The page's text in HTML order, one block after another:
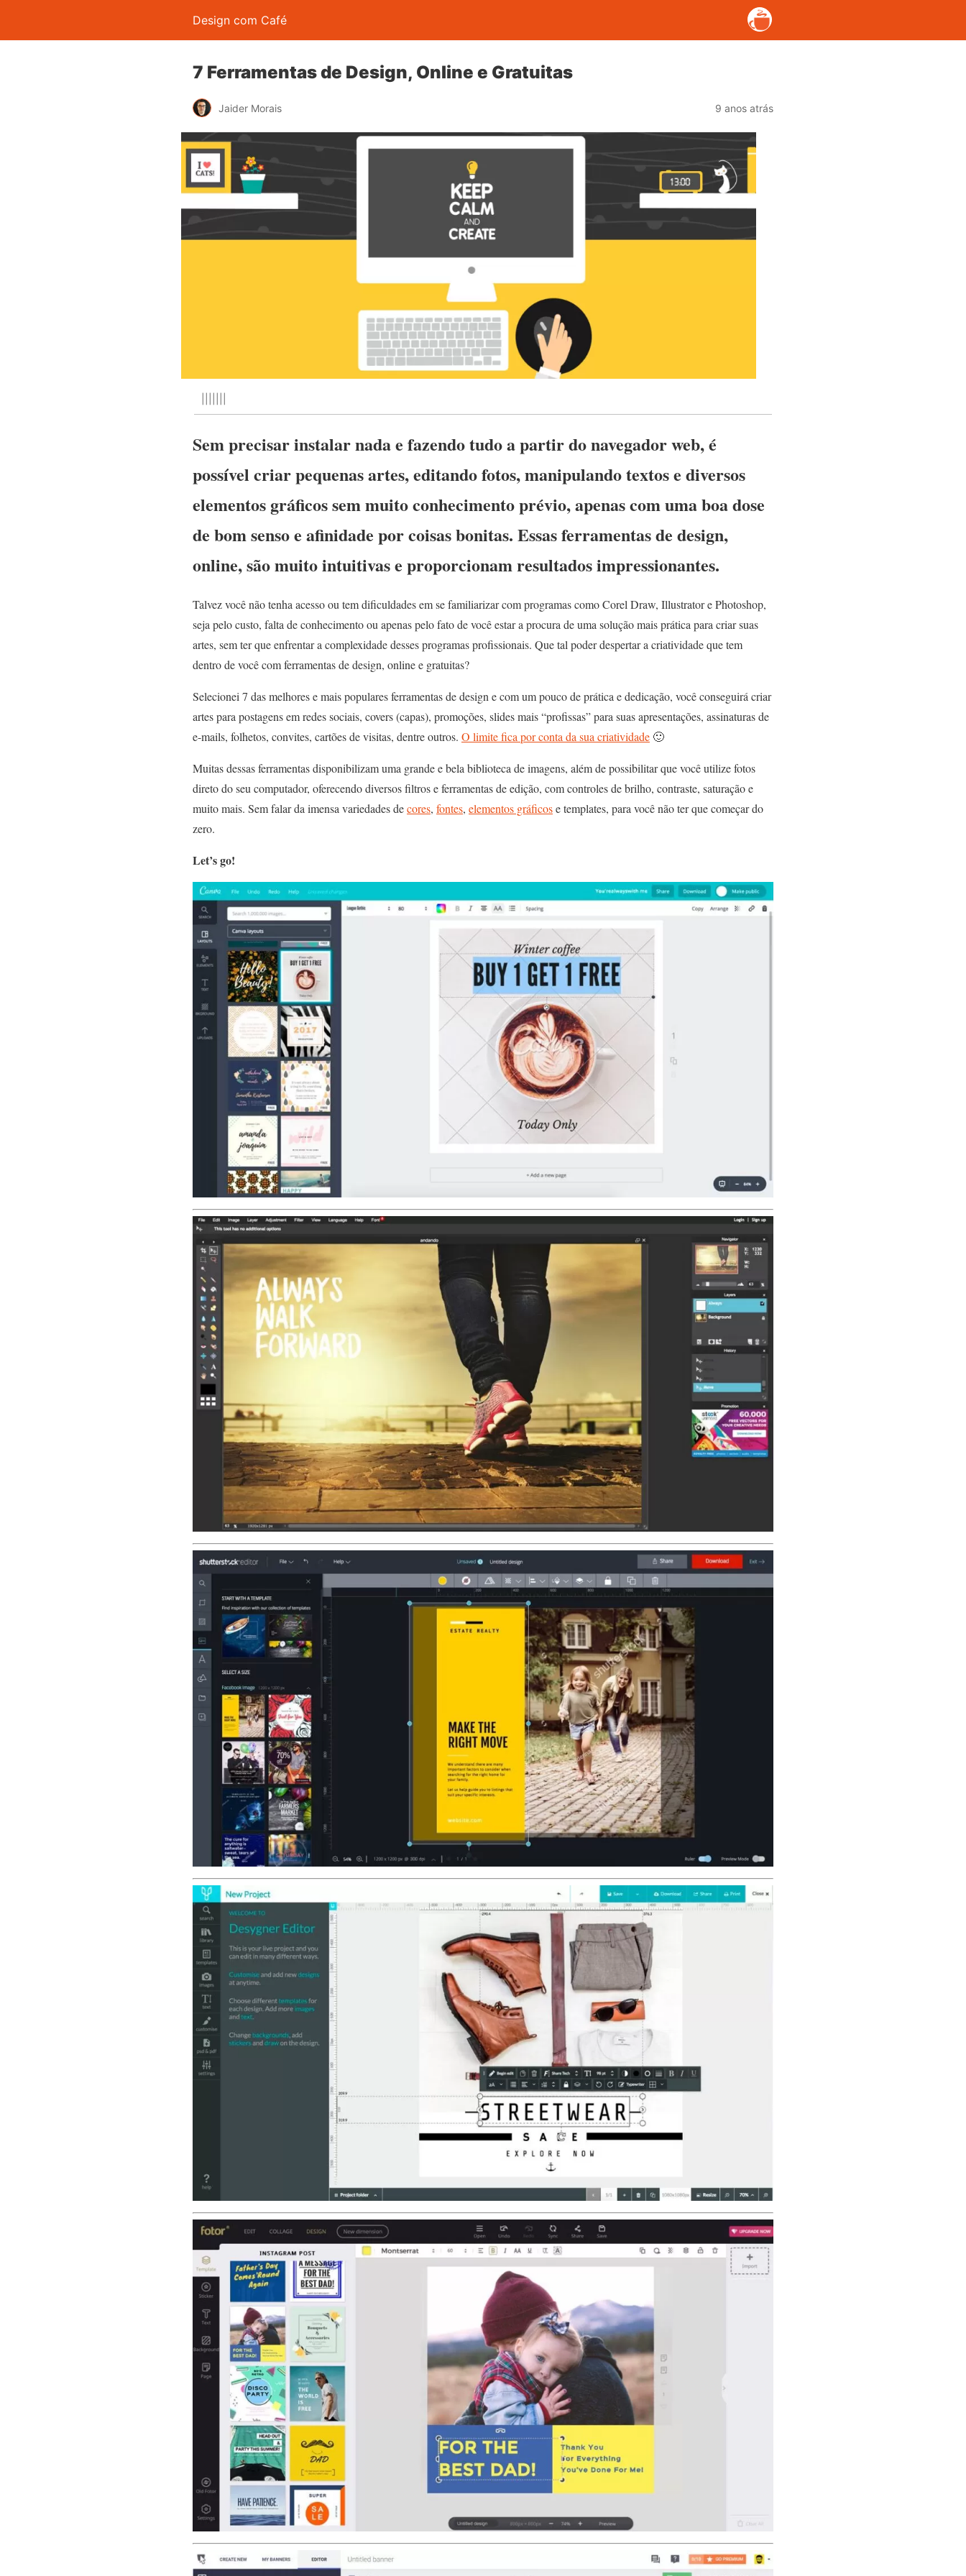
Design com Café
7 Ferramentas de Design, Online e Gratuitas
Jaider Morais 9 anos atrás
Sem precisar instalar nada e fazendo tudo a partir do navegador web, é
possível criar pequenas artes, editando fotos, manipulando textos e diversos
elementos gráficos sem muito conhecimento prévio, apenas com uma boa dose
de bom senso e afinidade por coisas bonitas. Essas ferramentas de design,
online, são muito intuitivas e proporcionam resultados impressionantes.
Talvez você não tenha acesso ou tem dificuldades em se familiarizar com programas como Corel Draw, Illustrator e Photoshop,
seja pelo custo, falta de conhecimento ou apenas pelo fato de você estar a procura de uma solução mais prática para criar suas
artes, sem ter que enfrentar a complexidade desses programas profissionais. Que tal poder despertar a criatividade que tem
dentro de você com ferramentas de design, online e gratuitas?
Selecionei 7 das melhores e mais populares ferramentas de design e com um pouco de prática e dedicação, você conseguirá criar
artes para postagens em redes sociais, covers (capas), promoções, slides mais “profissas” para suas apresentações, assinaturas de
e-mails, folhetos, convites, cartões de visitas, dentre outros. O limite fica por conta da sua criatividade 🙂
Muitas dessas ferramentas disponibilizam uma grande e bela biblioteca de imagens, além de possibilitar que você utilize fotos
direto do seu computador, oferecendo diversos filtros e ferramentas de edição, com controles de brilho, contraste, saturação e
muito mais. Sem falar da imensa variedades decores, fontes, elementos gráficose templates, para você não ter que começar do
zero.
Let’s go!